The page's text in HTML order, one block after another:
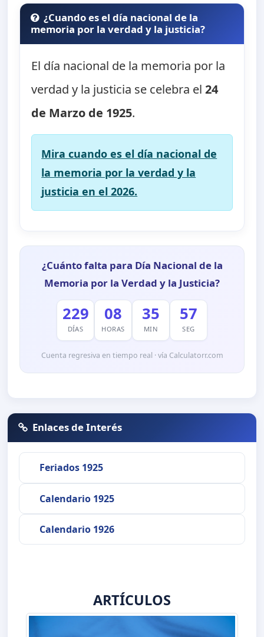
¿Cuando es el día nacional de la
memoria por la verdad y la justicia?
El día nacional de la memoria por la
verdad y la justicia se celebra el24
de Marzo de 1925.
Mira cuando es el día nacional de
la memoria por la verdad y la
justicia en el 2026.
¿Cuánto falta para Día Nacional de la
Memoria por la Verdad y la Justicia?
229
DÍAS
08
HORAS
35
MIN
56
SEG
Cuenta regresiva en tiempo real · vía Calculatorr.com
Enlaces de Interés
Feriados 1925
Calendario 1925
Calendario 1926
ARTÍCULOS